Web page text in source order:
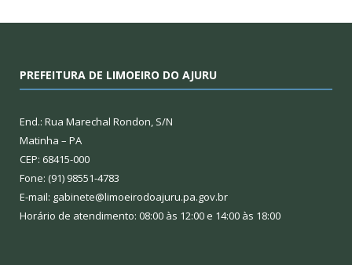
PREFEITURA DE LIMOEIRO DO AJURU
End.: Rua Marechal Rondon, S/N
Matinha – PA
CEP: 68415-000
Fone: (91) 98551-4783
E-mail: gabinete@limoeirodoajuru.pa.gov.br
Horário de atendimento: 08:00 às 12:00 e 14:00 às 18:00